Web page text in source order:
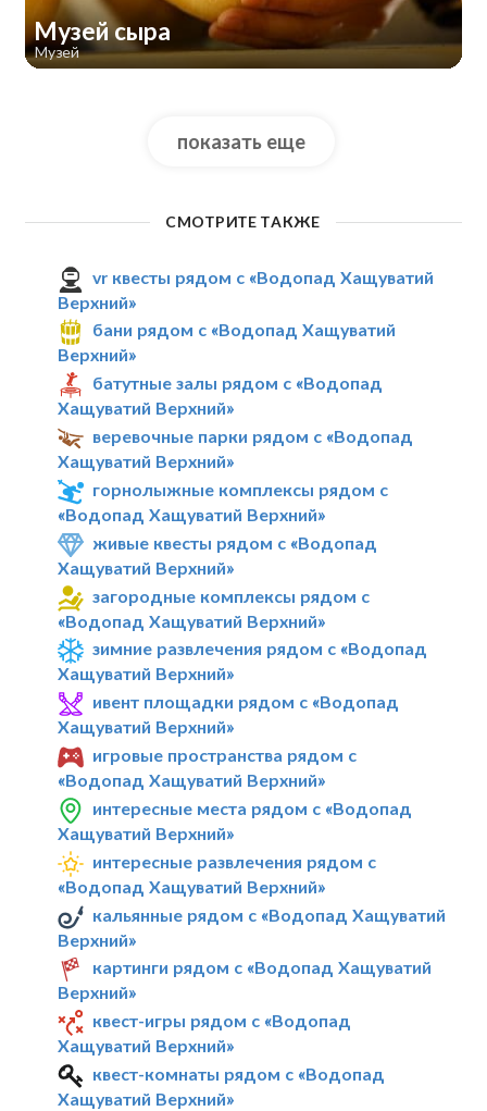
Музей сыра
Музей
показать еще
СМОТРИТЕ ТАКЖЕ
vr квесты рядом с «Водопад Хащуватий
Верхний»
бани рядом с «Водопад Хащуватий
Верхний»
батутные залы рядом с «Водопад
Хащуватий Верхний»
веревочные парки рядом с «Водопад
Хащуватий Верхний»
горнолыжные комплексы рядом с
«Водопад Хащуватий Верхний»
живые квесты рядом с «Водопад
Хащуватий Верхний»
загородные комплексы рядом с
«Водопад Хащуватий Верхний»
зимние развлечения рядом с «Водопад
Хащуватий Верхний»
ивент площадки рядом с «Водопад
Хащуватий Верхний»
игровые пространства рядом с
«Водопад Хащуватий Верхний»
интересные места рядом с «Водопад
Хащуватий Верхний»
интересные развлечения рядом с
«Водопад Хащуватий Верхний»
кальянные рядом с «Водопад Хащуватий
Верхний»
картинги рядом с «Водопад Хащуватий
Верхний»
квест-игры рядом с «Водопад
Хащуватий Верхний»
квест-комнаты рядом с «Водопад
Хащуватий Верхний»